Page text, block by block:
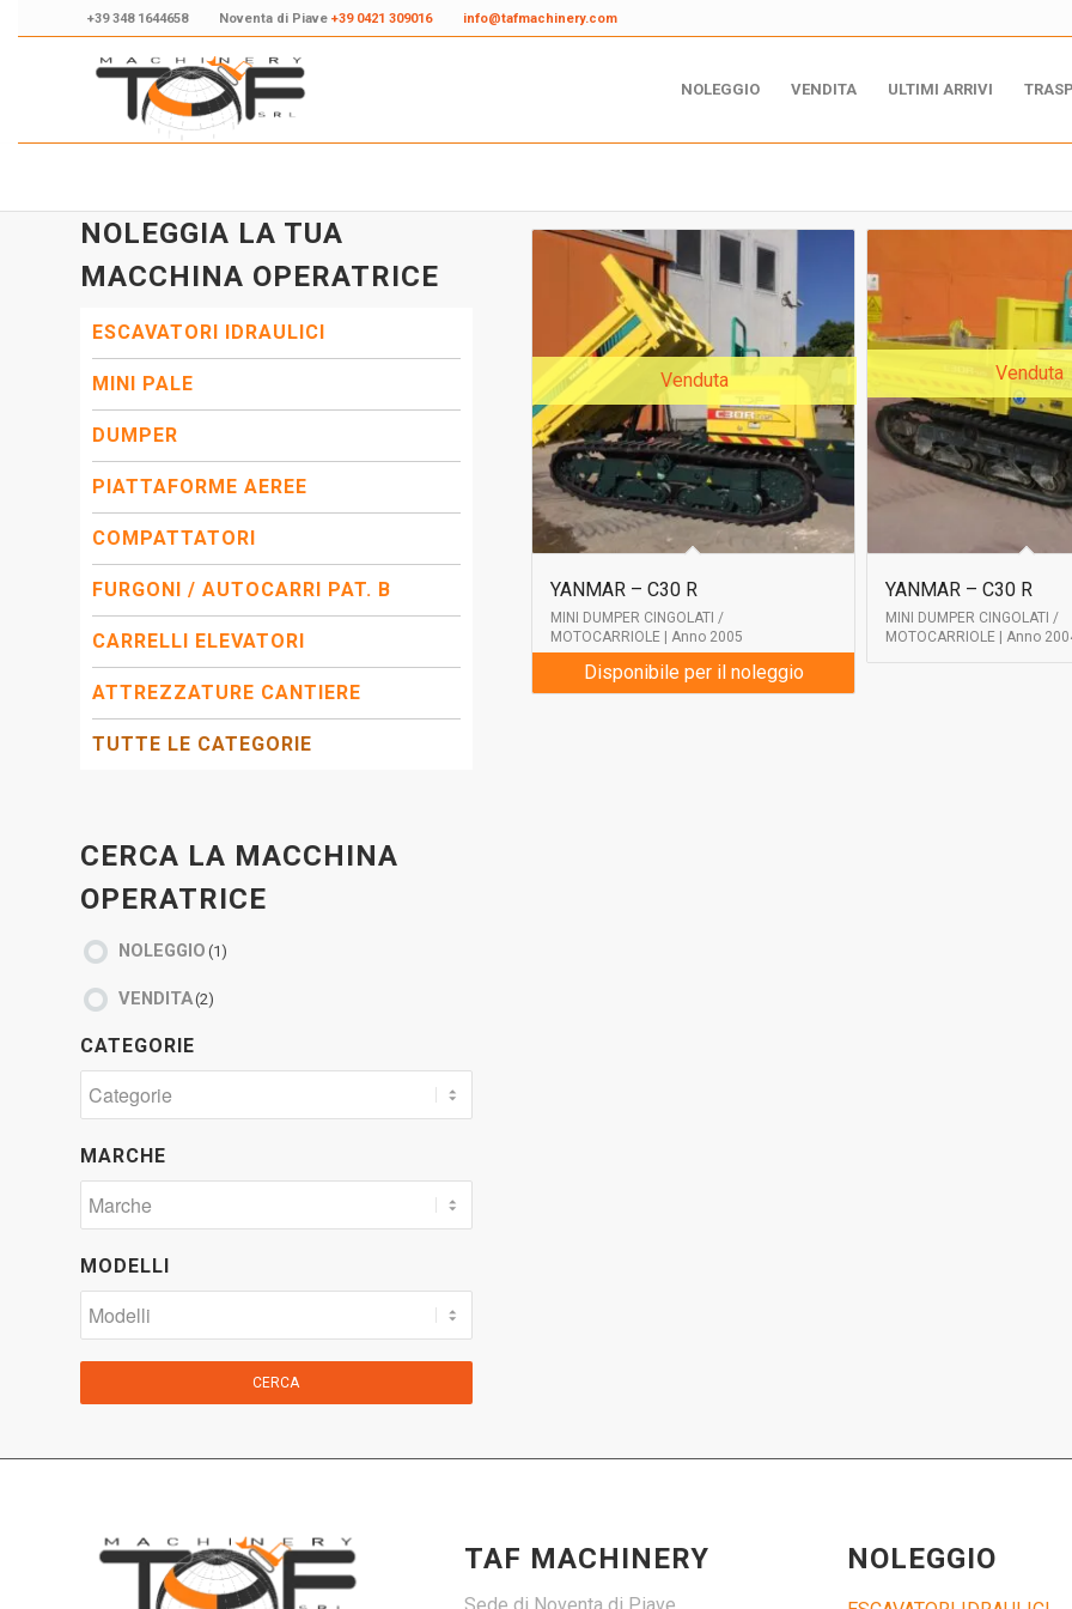
+39 348 1644658 Noventa di Piave +39 0421 309016 info@tafmachinery.com
NOLEGGIO VENDITA ULTIMI ARRIVI
Venduta
YANMAR – C30 R
MINI DUMPER CINGOLATI /
MOTOCARRIOLE | Anno 2005
Disponibile per il noleggio
Venduta
YANMAR – C30 R
MINI DUMPER CINGOLATI /
MOTOCARRIOLE | Anno
NOLEGGIA LA TUA
MACCHINA OPERATRICE
ESCAVATORI IDRAULICI
MINI PALE
DUMPER
PIATTAFORME AEREE
COMPATTATORI
FURGONI / AUTOCARRI PAT. B
CARRELLI ELEVATORI
ATTREZZATURE CANTIERE
TUTTE LE CATEGORIE
CERCA LA MACCHINA
OPERATRICE
NOLEGGIO (1)
VENDITA(2)
CATEGORIE
MARCHE
MODELLI
CERCA
TAF MACHINERY NOLEGGIO